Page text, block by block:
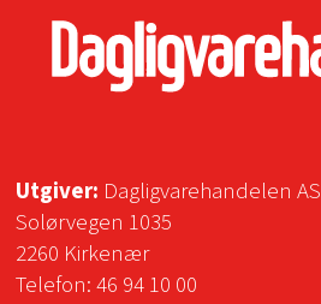
Utgiver: Dagligvarehandelen AS
Solørvegen 1035
2260 Kirkenær
Telefon:46 94 10 00